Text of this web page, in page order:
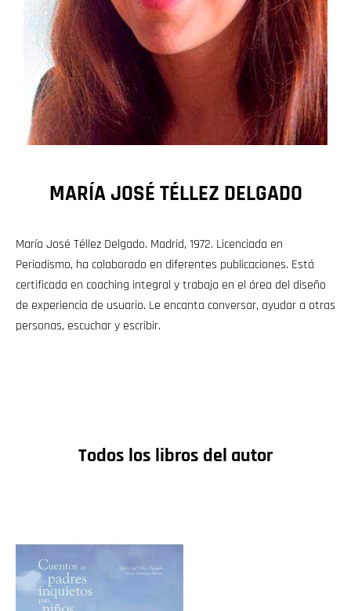
MARÍA JOSÉ TÉLLEZ DELGADO
María José Téllez Delgado. Madrid, 1972. Licenciada en
Periodismo, ha colaborado en diferentes publicaciones. Está
certificada en coaching integral y trabaja en el área del diseño
de experiencia de usuario. Le encanta conversar, ayudar a otras
personas, escuchar y escribir.
Todos los libros del autor